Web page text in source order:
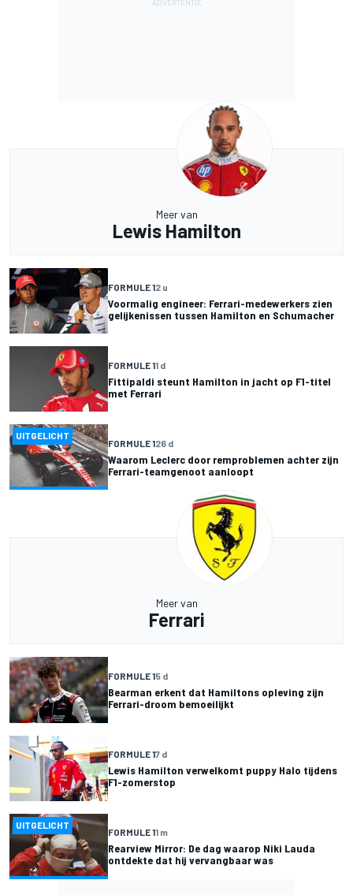
Meer van
Lewis Hamilton
FORMULE 12 u
Voormalig engineer: Ferrari-medewerkers zien
gelijkenissen tussen Hamilton en Schumacher
FORMULE 11 d
Fittipaldi steunt Hamilton in jacht op F1-titel
met Ferrari
UITGELICHT
FORMULE 126 d
Waarom Leclerc door remproblemen achter zijn
Ferrari-teamgenoot aanloopt
Meer van
Ferrari
FORMULE 15 d
Bearman erkent dat Hamiltons opleving zijn
Ferrari-droom bemoeilijkt
FORMULE 17 d
Lewis Hamilton verwelkomt puppy Halo tijdens
F1-zomerstop
UITGELICHT
FORMULE 11 m
Rearview Mirror: De dag waarop Niki Lauda
ontdekte dat hij vervangbaar was